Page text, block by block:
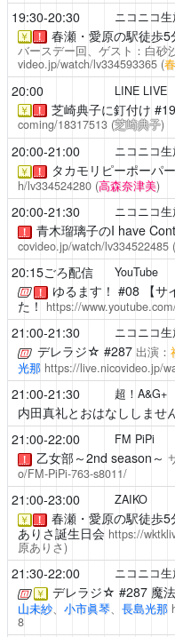
19:30-20:30 ニコニコ
￥ ！ 春瀬・愛原の駅徒歩
バースデー回、ゲスト：白砂
video.jp/watch/lv334593365 (
20:00 LINE LIVE
￥ ！ 芝崎典子に釘付け #19
coming/18317513 (芝崎典子)
20:00-21:00 ニコニコ生
￥ ！ タカモリピーポーパ
h/lv334524280 (高森奈津美)
20:00-21:30 ニコニコ生
！ 青木瑠璃子のI have
covideo.jp/watch/lv334522485 (
20:15ごろ配信 YouTube
！ ゆるます！ #08 【サ
た！
https://
21:00-21:30 ニコニコ生
デレラジ☆ #287 出演：
光那 https://live.nicovideo.jp/
21:00-21:30 超！A&G+
内田真礼とおはなししませ
21:00-22:00 FM PiPi
！ 乙女部～2nd season～
o/FM-PiPi-763-s8011/
21:00-23:00 ZAIKO
￥ ！ 春瀬・愛原の駅徒歩
ありさ誕生日会 https://
原ありさ)
21:30-22:00 ニコニコ生
￥ デレラジ☆ #287 魔
山未紗、 小市眞琴、 長島光那
8